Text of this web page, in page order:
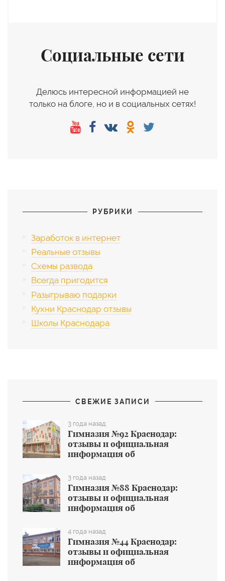
Социальные сети
Делюсь интересной информацией не
только на блоге, но и в социальных сетях!
РУБРИКИ
Заработок в интернет
Реальные отзывы
Схемы развода
Всегда пригодится
Разыгрываю подарки
Кухни Краснодар отзывы
Школы Краснодара
СВЕЖИЕ ЗАПИСИ
3 года назад
Гимназия №92 Краснодар:
отзывы и официальная
информация об
3 года назад
Гимназия №88 Краснодар:
отзывы и официальная
информация об
4 года назад
Гимназия №44 Краснодар:
отзывы и официальная
информация об